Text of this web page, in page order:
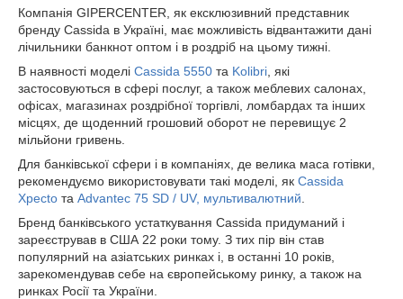
Компанія GIPERCENTER, як ексклюзивний представник
бренду Cassida в Україні, має можливість відвантажити дані
лічильники банкнот оптом і в роздріб на цьому тижні.
В наявності моделі Cassida 5550 та Kolibri , які
застосовуються в сфері послуг, а також меблевих салонах,
офісах, магазинах роздрібної торгівлі, ломбардах та інших
місцях, де щоденний грошовий оборот не перевищує 2
мільйони гривень.
Для банківської сфери і в компаніях, де велика маса готівки,
рекомендуємо використовувати такі моделі, як Cassida
Xpecto та Advantec 75 SD / UV, мультивалютний
Бренд банківського устаткування Cassida придуманий і
зареєстрував в США 22 роки тому. З тих пір він став
популярний на азіатських ринках і, в останні 10 років,
зарекомендував себе на європейському ринку, а також на
ринках Росії та України.